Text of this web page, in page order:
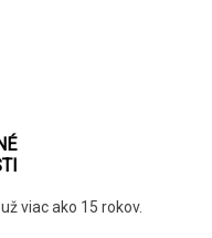
viac ako 15 rokov.